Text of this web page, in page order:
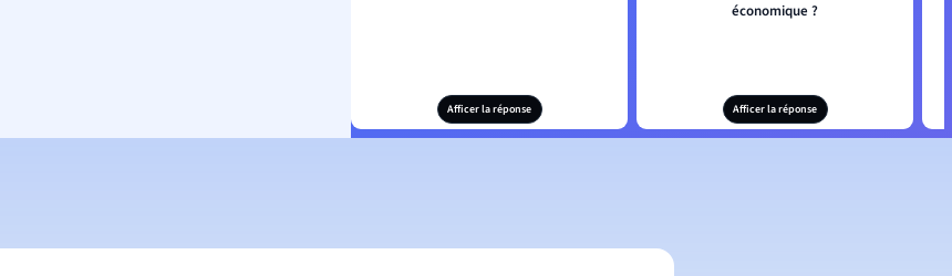
Afficer la réponse
économique ?
Afficer la réponse